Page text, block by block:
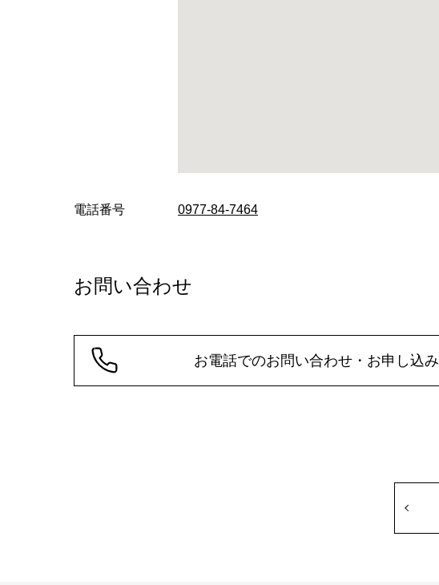
電話番号 0977-84-7464
お問い合わせ
お電話でのお問い合わせ・お申し込み